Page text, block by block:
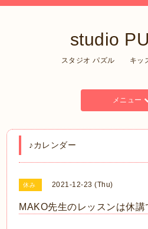
studio
スタジオ パズル キッ
メニュー
♪カレンダー
休み 2021-12-23 (Thu)
MAKO先生のレッスンは休講